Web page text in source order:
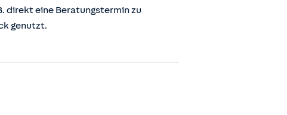
direkt eine Beratungstermin zu
genutzt.